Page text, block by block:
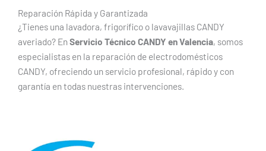
Reparación Rápida y Garantizada
¿Tienes una lavadora, frigorífico o lavavajillas CANDY
averiado? EnServicio Técnico CANDY en Valencia, somos
especialistas en la reparación de electrodomésticos
CANDY, ofreciendo un servicio profesional, rápido y con
garantía en todas nuestras intervenciones.